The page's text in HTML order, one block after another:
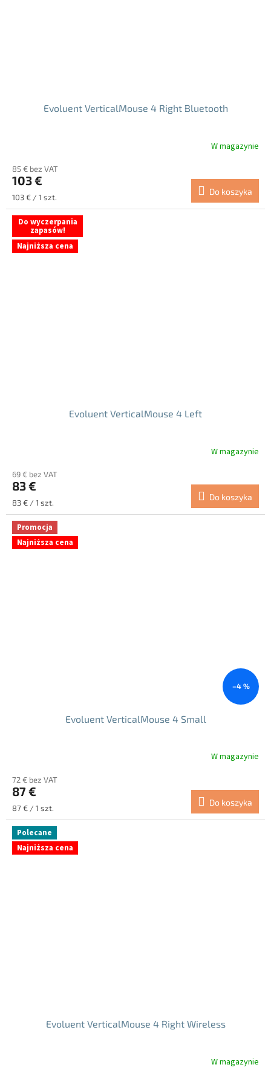
Evoluent VerticalMouse 4 Right Bluetooth
produktu
wynosi
5.0
5
gwiazdek.
W magazynie
85 € bez VAT
103 €
Cena
jednostkowa:
103 € / 1 szt.
Do koszyka
Do wyczerpania
zapasów!
Najniższa cena
Evoluent VerticalMouse 4 Left
W magazynie
69 € bez VAT
83 €
Cena
jednostkowa:
83 € / 1 szt.
Do koszyka
Promocja
Najniższa cena
–4 %
Evoluent VerticalMouse 4 Small
W magazynie
72 € bez VAT
87 €
Cena
jednostkowa:
87 € / 1 szt.
Do koszyka
Polecane
Najniższa cena
Evoluent VerticalMouse 4 Right Wireless
W magazynie